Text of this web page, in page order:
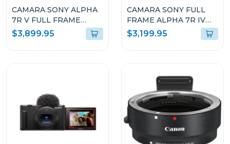
CAMARA SONY ALPHA
7R V FULL FRAME
MIRRORLESS DE
LENTE
$3,899.95
CAMARA SONY FULL
FRAME ALPHA 7R IV
DE 35MM Y 61MP
(SOLO CUERPO)
$3,199.95